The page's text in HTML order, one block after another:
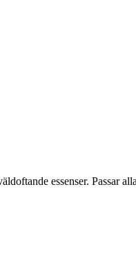
essenser. Passar